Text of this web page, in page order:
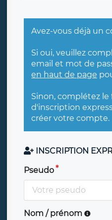
Avez-vous déjà un
Si oui, veuillez
email et mot de
en haut de page
Sinon, complétez le
d'inscription
créer votre compte.
INSCRIPTION
Pseudo
Nom / prénom